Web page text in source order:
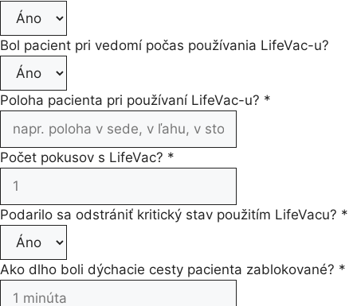
Bol pacient pri vedomí počas používania LifeVac-u?
Poloha pacienta pri používaní LifeVac-u? *
Počet pokusov s LifeVac? *
Podarilo sa odstrániť kritický stav použitím LifeVacu? *
Ako dlho boli dýchacie cesty pacienta zablokované? *